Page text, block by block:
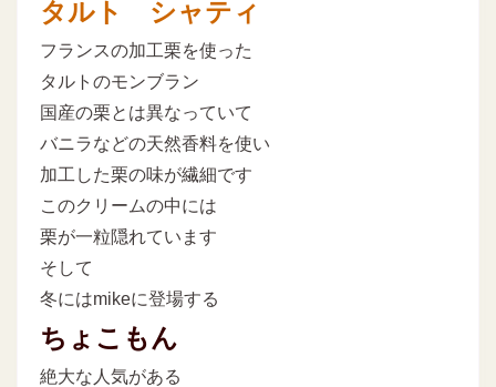
タルト シャティ
フランスの加工栗を使った
タルトのモンブラン
国産の栗とは異なっていて
バニラなどの天然香料を使い
加工した栗の味が繊細です
このクリームの中には
栗が一粒隠れています
そして
冬にはmikeに登場する
ちょこもん
絶大な人気がある